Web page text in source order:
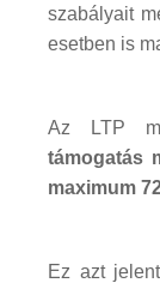
szabályait
esetben is
Az LTP
támogatás
maximum
Ez azt